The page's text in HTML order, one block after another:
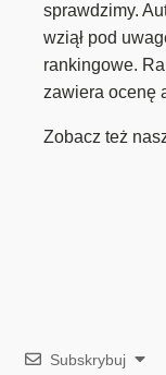
sprawdzimy.
wziął pod
rankingowe.
zawiera ocenę
Zobacz też
Subskrybuj